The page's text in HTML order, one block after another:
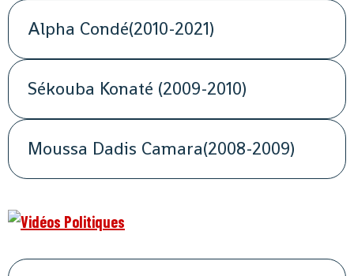
Alpha Condé(2010-2021)
Sékouba Konaté (2009-2010)
Moussa Dadis Camara(2008-2009)